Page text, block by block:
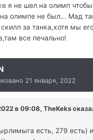
я не шел на олимп
на олимпе не был... Мад
скилл за танка,хотя мы
все печально!
21 января, 2022
в 09:08, TheKeks
есть, 279 есть)